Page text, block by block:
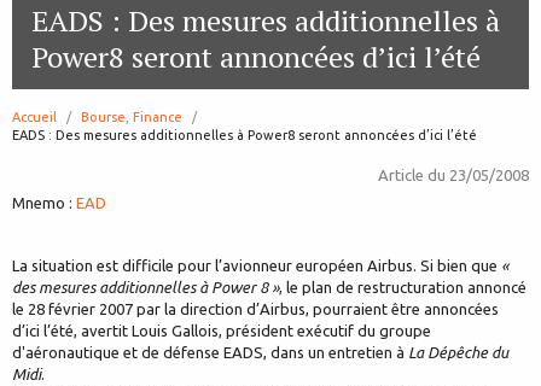
EADS : Des mesures additionnelles à
Power8 seront annoncées d’ici l’été
Accueil
Bourse, Finance
page:
EADS : Des mesures additionnelles à Power8 seront annoncées d’ici l’été
Article du 23/05/2008
Mnemo : EAD
La situation est difficile pour l’avionneur européen Airbus. Si bien que «
des mesures additionnelles à Power 8 », le plan de restructuration annoncé
le 28 février 2007 par la direction d’Airbus, pourraient être annoncées
d’ici l’été, avertit Louis Gallois, président exécutif du groupe
d'aéronautique et de défense EADS, dans un entretien à La Dépêche du
Midi.